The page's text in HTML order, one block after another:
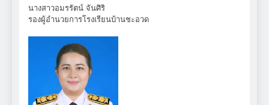
นางสาวอมรรัตน์ จันศิริ
รองผู้อำนวยการโรงเรียนบ้านชะอวด